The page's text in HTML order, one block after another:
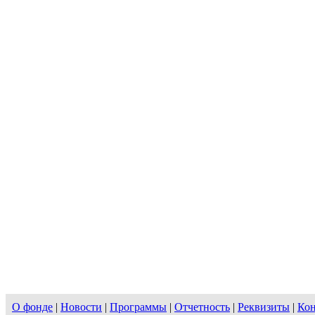
О фонде | Новости | Программы | Отчетность | Реквизиты |